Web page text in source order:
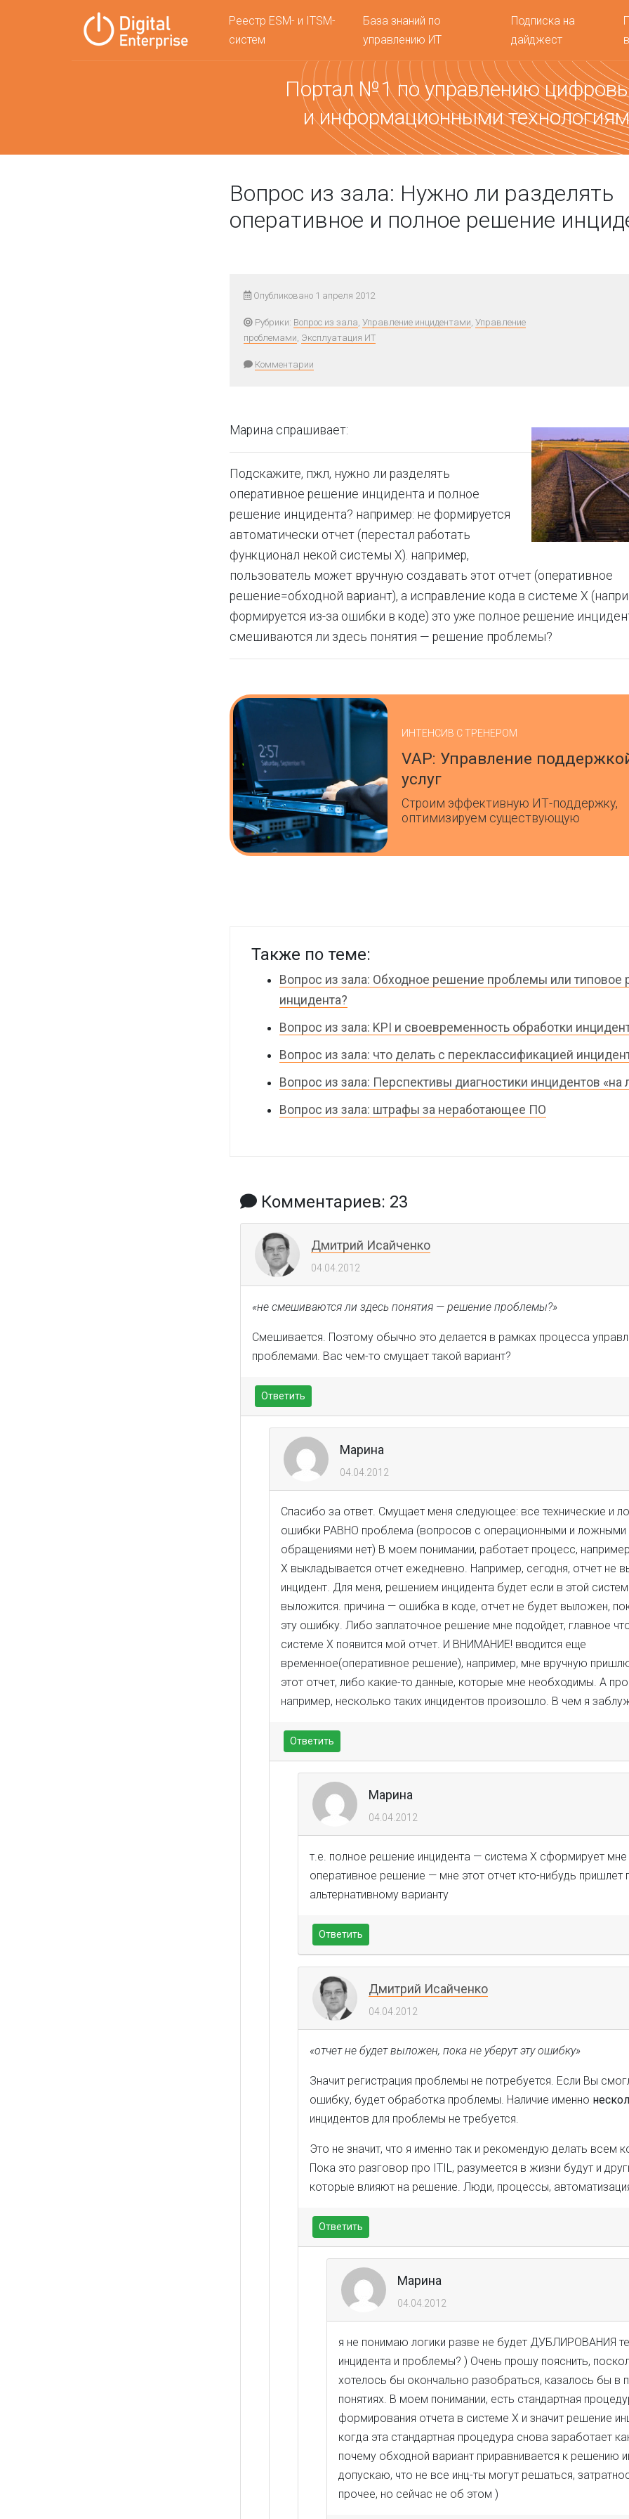
Реестр ESM- и ITSM-
систем
База знаний по
управлению ИТ
Подписка на
дайджест
Портал №1 по управлению
и информационными
Вопрос из зала: Нужно ли разделять
оперативное и полное решение
Опубликовано 1 апреля 2012
Рубрики: Вопрос из зала, Управление инцидентами, Управление
проблемами, Эксплуатация ИТ
Комментарии
Марина спрашивает:
Подскажите, пжл, нужно ли разделять
оперативное решение инцидента и полное
решение инцидента? например: не формируется
автоматически отчет (перестал работать
функционал некой системы Х). например,
пользователь может вручную создавать этот отчет (оперативное
решение=обходной вариант), а исправление кода в системе Х
формируется из-за ошибки в коде) это уже полное решение
смешиваются ли здесь понятия — решение проблемы?
ИНТЕНСИВ С ТРЕНЕРОМ
VAP: Управление
услуг
Строим эффективную ИТ-поддержку,
оптимизируем существующую
Также по теме:
Вопрос из зала: Обходное решение проблемы или типовое
инцидента?
Вопрос из зала: KPI и своевременность обработки
Вопрос из зала: что делать с переклассификацией
Вопрос из зала: Перспективы диагностики инцидентов «на
Вопрос из зала: штрафы за неработающее ПО
Комментариев: 23
Дмитрий Исайченко
04.04.2012
«не смешиваются ли здесь понятия — решение проблемы?»
Смешивается. Поэтому обычно это делается в рамках процесса
проблемами. Вас чем-то смущает такой вариант?
Ответить
Марина
04.04.2012
Спасибо за ответ. Смущает меня следующее: все технические и
ошибки РАВНО проблема (вопросов с операционными и ложными
обращениями нет) В моем понимании, работает процесс,
Х выкладывается отчет ежедневно. Например, сегодня, отчет не
инцидент. Для меня, решением инцидента будет если в этой
выложится. причина — ошибка в коде, отчет не будет выложен,
эту ошибку. Либо заплаточное решение мне подойдет, главное
системе Х появится мой отчет. И ВНИМАНИЕ! вводится еще
временное(оперативное решение), например, мне вручную
этот отчет, либо какие-то данные, которые мне необходимы. А
например, несколько таких инцидентов произошло. В чем я
Ответить
Марина
04.04.2012
т.е. полное решение инцидента — система Х сформирует мне
оперативное решение — мне этот отчет кто-нибудь пришлет
альтернативному варианту
Ответить
Дмитрий Исайченко
04.04.2012
«отчет не будет выложен, пока не уберут эту ошибку»
Значит регистрация проблемы не потребуется. Если Вы
ошибку, будет обработка проблемы. Наличие именно
инцидентов для проблемы не требуется.
Это не значит, что я именно так и рекомендую делать всем
Пока это разговор про ITIL, разумеется в жизни будут и
которые влияют на решение. Люди, процессы,
Ответить
Марина
04.04.2012
я не понимаю логики разве не будет ДУБЛИРОВАНИЯ
инцидента и проблемы? ) Очень прошу пояснить,
хотелось бы окончально разобраться, казалось бы в
понятиях. В моем понимании, есть стандартная
формирования отчета в системе Х и значит решение
когда эта стандартная процедура снова заработает
почему обходной вариант приравнивается к решению
допускаю, что не все инц-ты могут решаться,
прочее, но сейчас не об этом )